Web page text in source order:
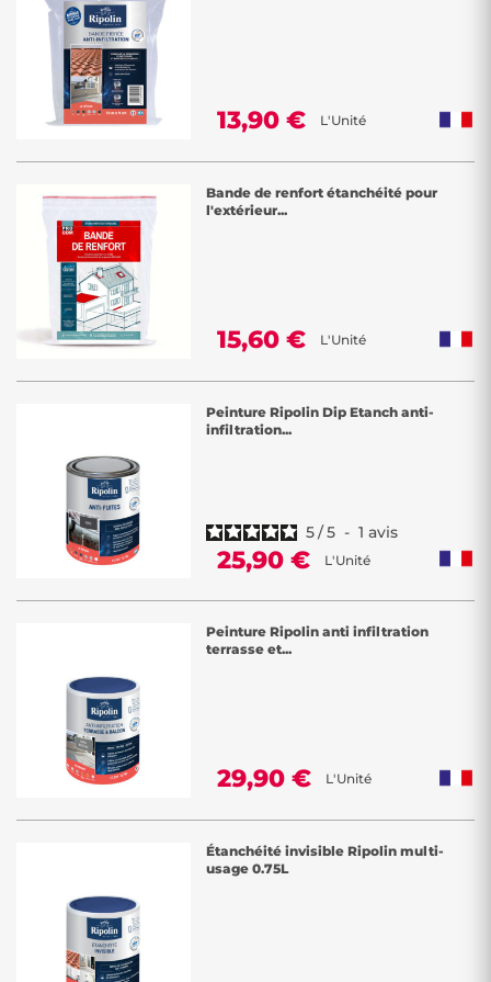
13,90 € L'Unité
Bande de renfort étanchéité pour
l'extérieur...
15,60 € L'Unité
Peinture Ripolin Dip Etanch anti-
infiltration...
5/5 - 1 avis
25,90 € L'Unité
Peinture Ripolin anti infiltration
terrasse et...
29,90 € L'Unité
Étanchéité invisible Ripolin multi-
usage 0.75L